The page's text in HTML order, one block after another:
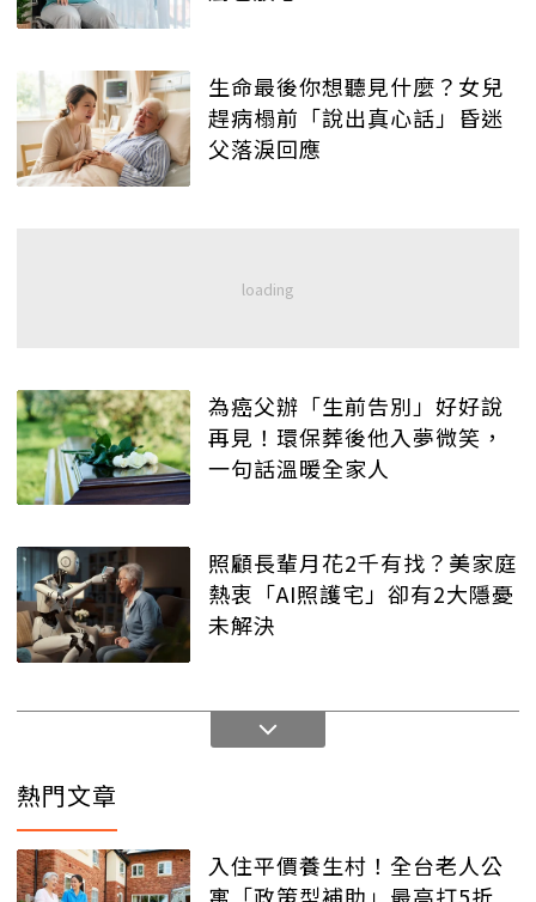
生命最後你想聽見什麼？女兒
趕病榻前「說出真心話」昏迷
父落淚回應
為癌父辦「生前告別」好好說
再見！環保葬後他入夢微笑，
一句話溫暖全家人
照顧長輩月花2千有找？美家庭
熱衷「AI照護宅」卻有2大隱憂
未解決
熱門文章
入住平價養生村！全台老人公